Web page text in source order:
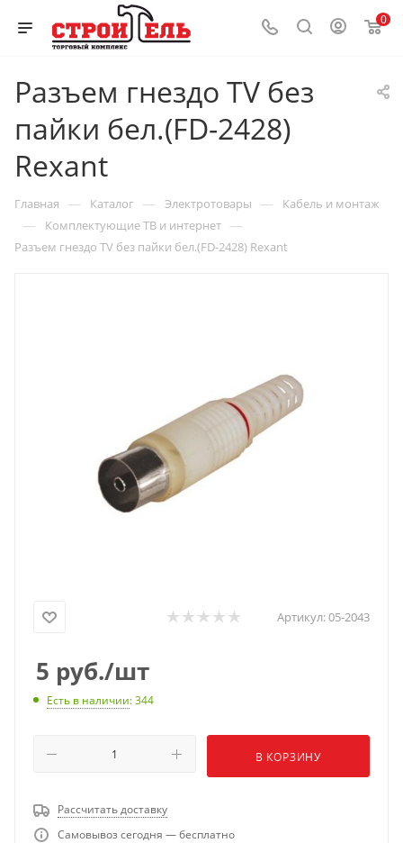
0
Разъем гнездо TV без
пайки бел.(FD-2428)
Rexant
Главная — Каталог — Электротовары — Кабель и монтаж
— Комплектующие ТВ и интернет —
Разъем гнездо TV без пайки бел.(FD-2428) Rexant
Артикул:05-2043
5 руб./шт
Есть в наличии: 344
В КОРЗИНУ
Рассчитать доставку
Самовывоз сегодня — бесплатно